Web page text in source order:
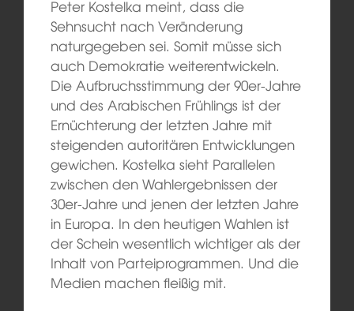
Peter Kostelka meint, dass die
Sehnsucht nach Veränderung
naturgegeben sei. Somit müsse sich
auch Demokratie weiterentwickeln.
Die Aufbruchsstimmung der 90er-Jahre
und des Arabischen Frühlings ist der
Ernüchterung der letzten Jahre mit
steigenden autoritären Entwicklungen
gewichen. Kostelka sieht Parallelen
zwischen den Wahlergebnissen der
30er-Jahre und jenen der letzten Jahre
in Europa. In den heutigen Wahlen ist
der Schein wesentlich wichtiger als der
Inhalt von Parteiprogrammen. Und die
Medien machen fleißig mit.